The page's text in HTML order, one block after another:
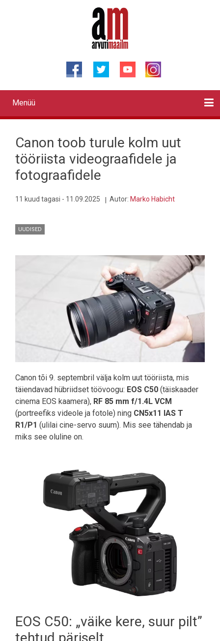
Primary
links
Menüü
Canon toob turule kolm uut
tööriista videograafidele ja
fotograafidele
11 kuud tagasi - 11.09.2025 Autor: Marko Habicht
UUDISED
Canon tõi 9. septembril välja kolm uut tööriista, mis
täiendavad hübriidset töövoogu: EOS C50 (täiskaader
cinema EOS kaamera), RF 85 mm f/1.4L VCM
(portreefiks videole ja fotole) ning CN5x11 IAS T
R1/P1 (ulilai cine-servo suum). Mis see tähendab ja
miks see oluline on.
EOS C50: „väike kere, suur pilt”